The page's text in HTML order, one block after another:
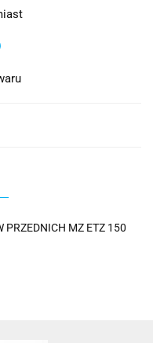
PRZEDNICH MZ ETZ 150